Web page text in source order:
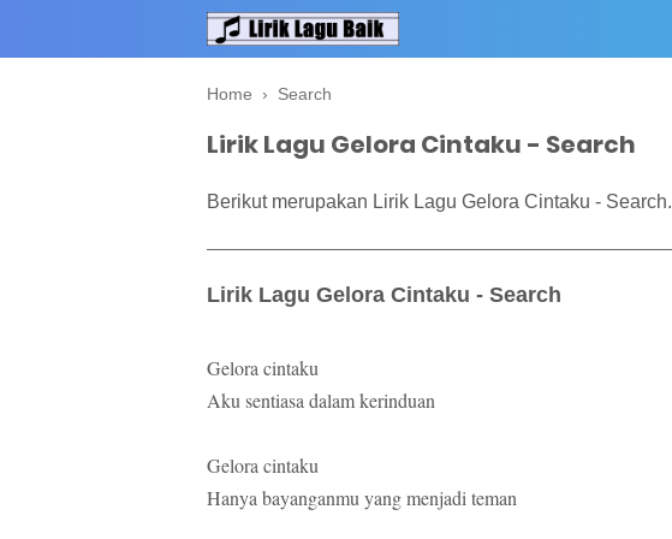
Home › Search
Lirik Lagu Gelora Cintaku - Search
Berikut merupakan Lirik Lagu Gelora Cintaku - Search.
Lirik Lagu Gelora Cintaku - Search
Gelora cintaku
Aku sentiasa dalam kerinduan
Gelora cintaku
Hanya bayanganmu yang menjadi teman